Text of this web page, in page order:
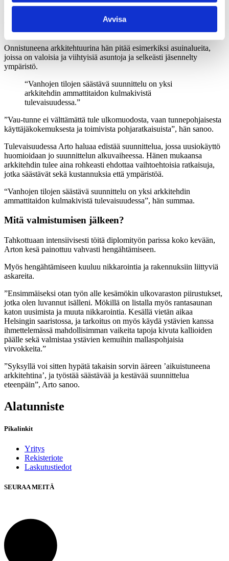
Avvisa
arkkitehteja. Tilan pitää tuntua hyvältä ja sen käytön pitää olla
helppoa, käyttäjästä riippumatta.”
Onnistuneena arkkitehtuurina hän pitää esimerkiksi asuinalueita,
joissa on valoisia ja viihtyisiä asuntoja ja selkeästi jäsennelty
ympäristö.
“Vanhojen tilojen säästävä suunnittelu on yksi
arkkitehdin ammattitaidon kulmakivistä
tulevaisuudessa.”
”Vau-tunne ei välttämättä tule ulkomuodosta, vaan tunnepohjaisesta
käyttäjäkokemuksesta ja toimivista pohjaratkaisuista”, hän sanoo.
Tulevaisuudessa Arto haluaa edistää suunnittelua, jossa uusiokäyttö
huomioidaan jo suunnittelun alkuvaiheessa. Hänen mukaansa
arkkitehdin tulee aina rohkeasti ehdottaa vaihtoehtoisia ratkaisuja,
jotka säästävät sekä kustannuksia että ympäristöä.
“Vanhojen tilojen säästävä suunnittelu on yksi arkkitehdin
ammattitaidon kulmakivistä tulevaisuudessa”, hän summaa.
Mitä valmistumisen jälkeen?
Tahkottuaan intensiivisesti töitä diplomityön parissa koko kevään,
Arton kesä painottuu vahvasti hengähtämiseen.
Myös hengähtämiseen kuuluu nikkarointia ja rakennuksiin liittyviä
askareita.
”Ensimmäiseksi otan työn alle kesämökin ulkovaraston piirustukset,
jotka olen luvannut isälleni. Mökillä on listalla myös rantasaunan
katon uusimista ja muuta nikkarointia. Kesällä vietän aikaa
Helsingin saaristossa, ja tarkoitus on myös käydä ystävien kanssa
ihmettelemässä mahdollisimman vaikeita tapoja kivuta kallioiden
päälle sekä valmistaa ystävien kemuihin mallaspohjaisia
virvokkeita.”
”Syksyllä voi sitten hypätä takaisin sorvin ääreen ’aikuistuneena
arkkitehtina’, ja työstää säästävää ja kestävää suunnittelua
eteenpäin”, Arto sanoo.
Alatunniste
Pikalinkit
Yritys
Rekisteriote
Laskutustiedot
SEURAA MEITÄ